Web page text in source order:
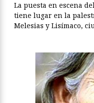
La puesta en escena
tiene lugar en la
Melesias y Lisímaco,